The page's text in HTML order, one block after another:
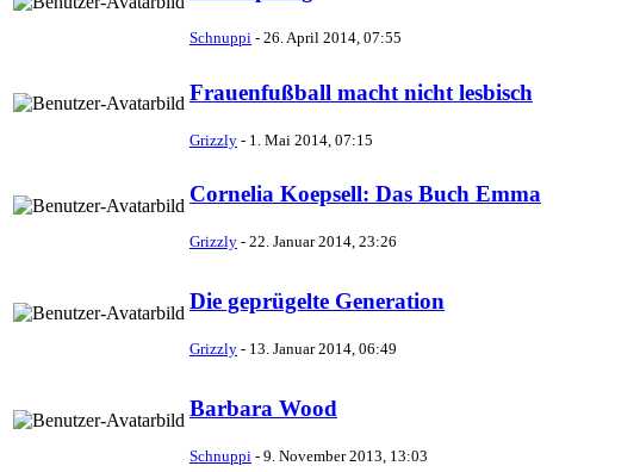
Schnuppi - 26. April 2014, 07:55
Frauenfußball macht nicht lesbisch
Grizzly - 1. Mai 2014, 07:15
Cornelia Koepsell: Das Buch Emma
Grizzly - 22. Januar 2014, 23:26
Die geprügelte Generation
Grizzly - 13. Januar 2014, 06:49
Barbara Wood
Schnuppi - 9. November 2013, 13:03